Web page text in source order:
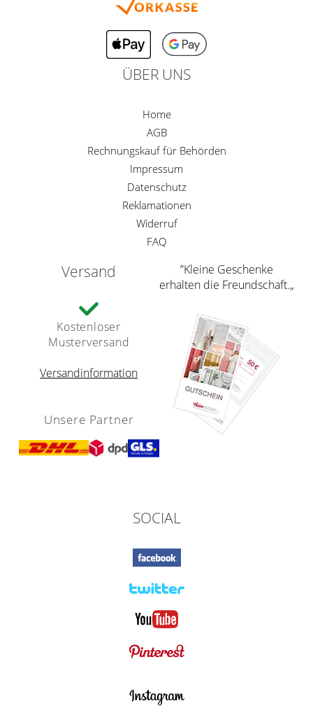
ÜBER UNS
Home
AGB
Rechnungskauf für Behörden
Impressum
Datenschutz
Reklamationen
Widerruf
FAQ
Versand
Kostenloser
Musterversand
Versandinformation
Unsere Partner
”Kleine Geschenke
erhalten die Freundschaft.„
SOCIAL